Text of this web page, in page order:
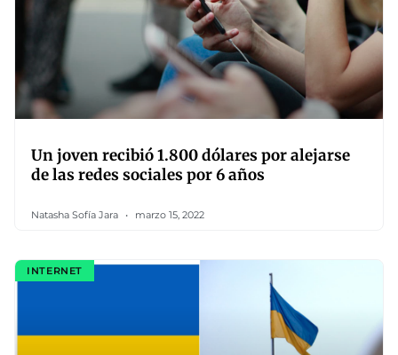
Un joven recibió 1.800 dólares por alejarse
de las redes sociales por 6 años
Natasha Sofía Jara marzo 15, 2022
INTERNET